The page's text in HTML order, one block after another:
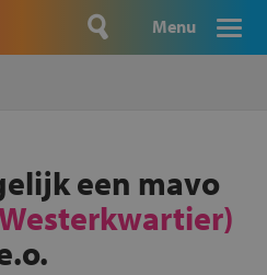
Menu
een mavo